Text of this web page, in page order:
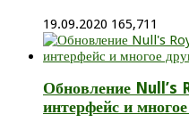
19.09.2020 165,711
Обновление Null’s
интерфейс и многое